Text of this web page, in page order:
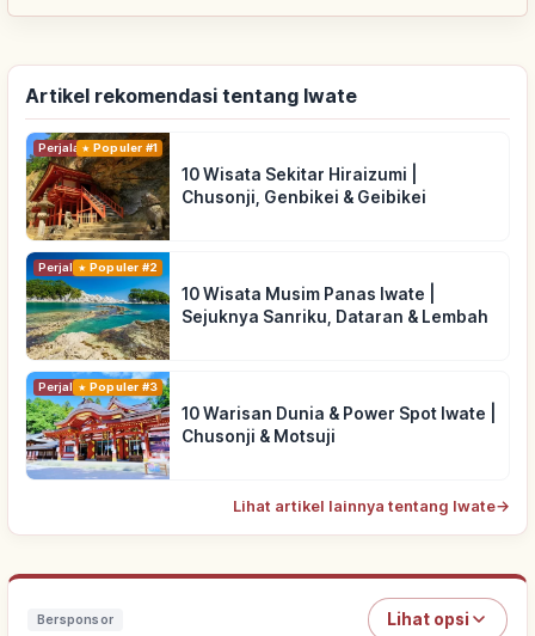
Artikel rekomendasi tentang Iwate
PerjalananPopuler #1
10 Wisata Sekitar Hiraizumi |
Chusonji, Genbikei & Geibikei
PerjalananPopuler #2
10 Wisata Musim Panas Iwate |
Sejuknya Sanriku, Dataran & Lembah
PerjalananPopuler #3
10 Warisan Dunia & Power Spot Iwate |
Chusonji & Motsuji
Lihat artikel lainnya tentang Iwate→
Bersponsor Lihat opsi